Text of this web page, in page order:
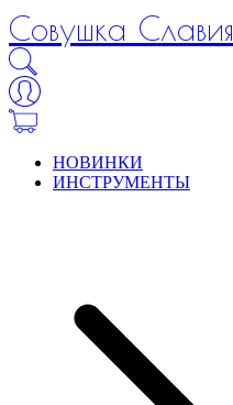
Совушка Славия
НОВИНКИ
ИНСТРУМЕНТЫ